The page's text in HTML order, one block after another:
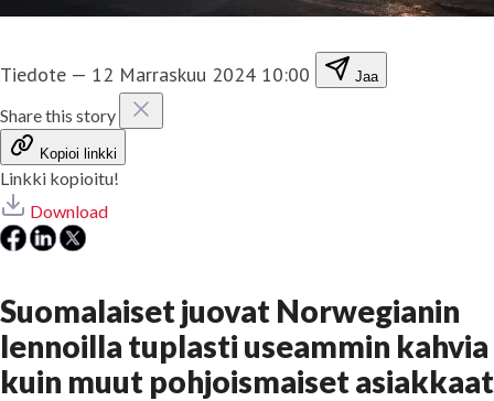
Tiedote — 12 Marraskuu 2024 10:00 Jaa
Share this story
Kopioi linkki
Linkki kopioitu!
Download
Suomalaiset juovat Norwegianin
lennoilla tuplasti useammin kahvia
kuin muut pohjoismaiset asiakkaat